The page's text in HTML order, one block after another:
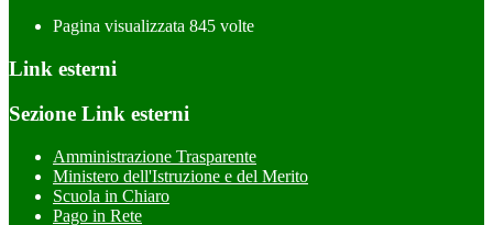
Pagina visualizzata 845 volte
Link esterni
Sezione Link esterni
Amministrazione Trasparente
Ministero dell'Istruzione e del Merito
Scuola in Chiaro
Pago in Rete